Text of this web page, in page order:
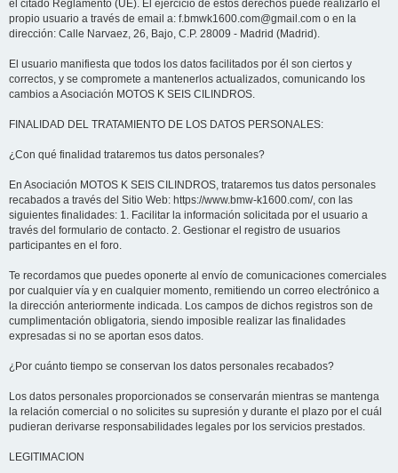
el citado Reglamento (UE). El ejercicio de estos derechos puede realizarlo el
propio usuario a través de email a: f.bmwk1600.com@gmail.com o en la
dirección: Calle Narvaez, 26, Bajo, C.P. 28009 - Madrid (Madrid).
El usuario manifiesta que todos los datos facilitados por él son ciertos y
correctos, y se compromete a mantenerlos actualizados, comunicando los
cambios a Asociación MOTOS K SEIS CILINDROS.
FINALIDAD DEL TRATAMIENTO DE LOS DATOS PERSONALES:
¿Con qué finalidad trataremos tus datos personales?
En Asociación MOTOS K SEIS CILINDROS, trataremos tus datos personales
recabados a través del Sitio Web: https://www.bmw-k1600.com/, con las
siguientes finalidades: 1. Facilitar la información solicitada por el usuario a
través del formulario de contacto. 2. Gestionar el registro de usuarios
participantes en el foro.
Te recordamos que puedes oponerte al envío de comunicaciones comerciales
por cualquier vía y en cualquier momento, remitiendo un correo electrónico a
la dirección anteriormente indicada. Los campos de dichos registros son de
cumplimentación obligatoria, siendo imposible realizar las finalidades
expresadas si no se aportan esos datos.
¿Por cuánto tiempo se conservan los datos personales recabados?
Los datos personales proporcionados se conservarán mientras se mantenga
la relación comercial o no solicites su supresión y durante el plazo por el cuál
pudieran derivarse responsabilidades legales por los servicios prestados.
LEGITIMACION